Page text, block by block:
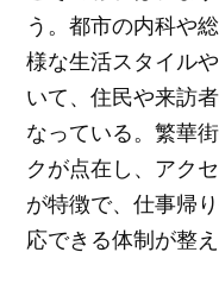
う。都市の内科や
様な生活スタイル
いて、住民や来訪
なっている。繁華
クが点在し、アク
が特徴で、仕事帰
応できる体制が整え